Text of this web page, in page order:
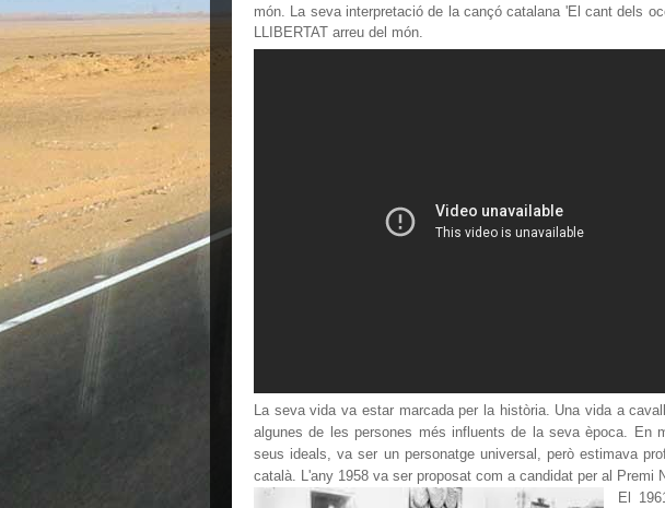
món. La seva interpretació de la cançó catalana 'El cant dels
LLIBERTAT arreu del món.
La seva vida va estar marcada per la història. Una vida a
algunes de les persones més influents de la seva època. En
seus ideals, va ser un personatge universal, però estimava
català. L'any 1958 va ser proposat com a candidat per al Premi
El